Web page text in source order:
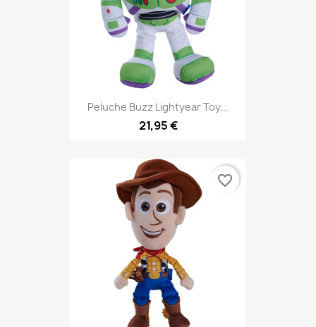
Peluche Buzz Lightyear Toy...
21,95 €
favorite_border